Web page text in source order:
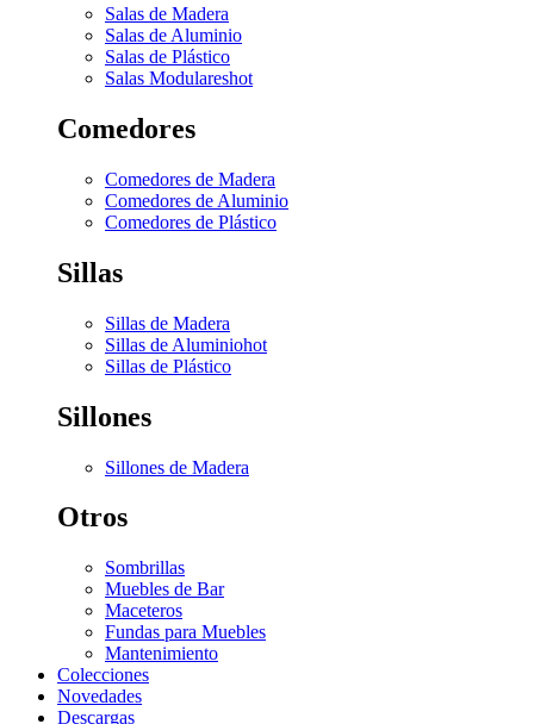
Salas de Madera
Salas de Aluminio
Salas de Plástico
Salas Modulareshot
Comedores
Comedores de Madera
Comedores de Aluminio
Comedores de Plástico
Sillas
Sillas de Madera
Sillas de Aluminiohot
Sillas de Plástico
Sillones
Sillones de Madera
Otros
Sombrillas
Muebles de Bar
Maceteros
Fundas para Muebles
Mantenimiento
Colecciones
Novedades
Descargas